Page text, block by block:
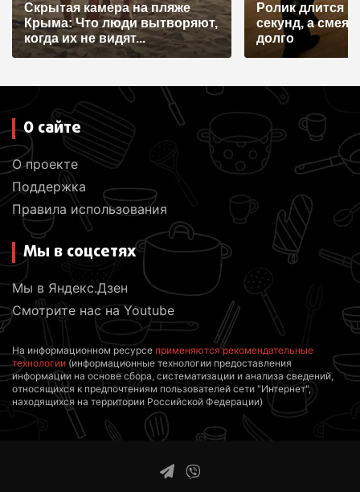
Скрытая камера на пляже
Крыма: Что люди вытворяют,
когда их не видят...
Ролик длится
секунд, а
долго
О сайте
О проекте
Поддержка
Правила использования
Мы в соцсетях
Мы в Яндекс.Дзен
Смотрите нас на Youtube
На информационном ресурсе применяются рекомендательные
технологии (информационные технологии предоставления
информации на основе сбора, систематизации и анализа сведений,
относящихся к предпочтениям пользователей сети "Интернет",
находящихся на территории Российской Федерации)